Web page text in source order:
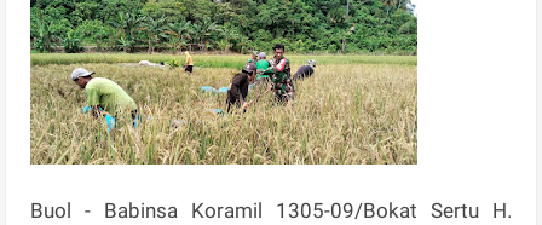
Buol - Babinsa Koramil 1305-09/Bokat Sertu H.